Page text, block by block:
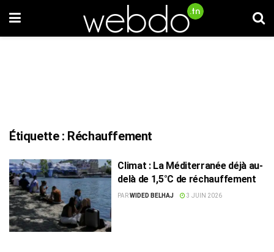
Étiquette : Réchauffement
Climat : La Méditerranée déjà au-
delà de 1,5°C de réchauffement
PARWIDED BELHAJ 3 JUIN 2026